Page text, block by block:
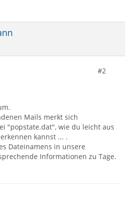
#2
Mails merkt sich
"popstate.dat", wie du leicht aus
erkennen kannst ... .
Dateinamens in unsere
Informationen zu Tage.